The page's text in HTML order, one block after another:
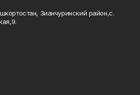
Зианчуринский район,с.